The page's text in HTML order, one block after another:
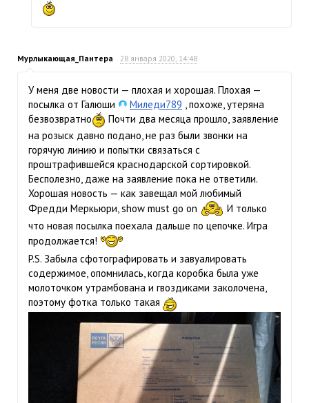
Мурлыкающая_Пантера 28 января 2020, 14:48
У меня две новости — плохая и хорошая. Плохая —
посылка от Галюши
Миледи789 , похоже, утеряна
безвозвратно
Почти два месяца прошло, заявление
на розыск давно подано, не раз были звонки на
горячую линию и попытки связаться с
проштрафившейся краснодарской сортировкой.
Бесполезно, даже на заявление пока не ответили.
Хорошая новость — как завещал мой любимый
Фредди Меркьюри, show must go on
И только
что новая посылка поехала дальше по цепочке. Игра
продолжается!
P.S. Забыла сфотографировать и завуалировать
содержимое, опомнилась, когда коробка была уже
молоточком утрамбована и гвоздиками заколочена,
поэтому фотка только такая